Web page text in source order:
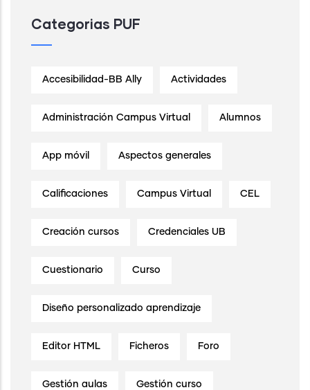
Categorias PUF
Accesibilidad-BB Ally Actividades
Administración Campus Virtual Alumnos
App móvil Aspectos generales
Calificaciones Campus Virtual CEL
Creación cursos Credenciales UB
Cuestionario Curso
Diseño personalizado aprendizaje
Editor HTML Ficheros Foro
Gestión aulas Gestión curso